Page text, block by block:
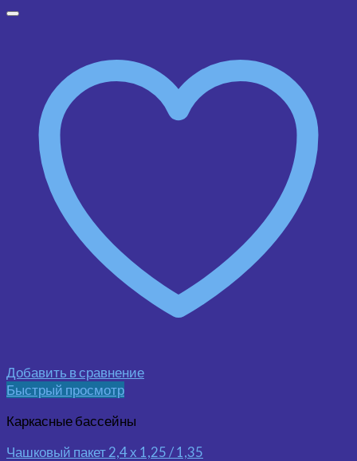
Добавить в сравнение
Быстрый просмотр
Каркасные бассейны
Чашковый пакет 2,4 х 1,25 / 1,35